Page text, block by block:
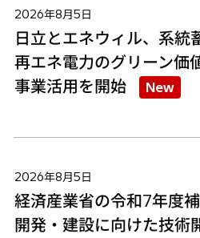
2026年8月5日
日立とエネウィル、系統
再エネ電力のグリーン価
事業活用を開始
New
2026年8月5日
経済産業省の令和7年度
開発・建設に向けた技術